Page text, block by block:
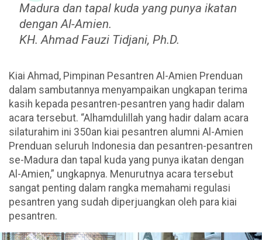
Madura dan tapal kuda yang punya ikatan
dengan Al-Amien.
KH. Ahmad Fauzi Tidjani, Ph.D.
Kiai Ahmad, Pimpinan Pesantren Al-Amien Prenduan
dalam sambutannya menyampaikan ungkapan terima
kasih kepada pesantren-pesantren yang hadir dalam
acara tersebut. “Alhamdulillah yang hadir dalam acara
silaturahim ini 350an kiai pesantren alumni Al-Amien
Prenduan seluruh Indonesia dan pesantren-pesantren
se-Madura dan tapal kuda yang punya ikatan dengan
Al-Amien,” ungkapnya. Menurutnya acara tersebut
sangat penting dalam rangka memahami regulasi
pesantren yang sudah diperjuangkan oleh para kiai
pesantren.